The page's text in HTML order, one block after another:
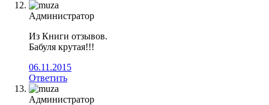
Администратор
Из Книги отзывов.
Бабуля крутая!!!
06.11.2015
Ответить
Администратор